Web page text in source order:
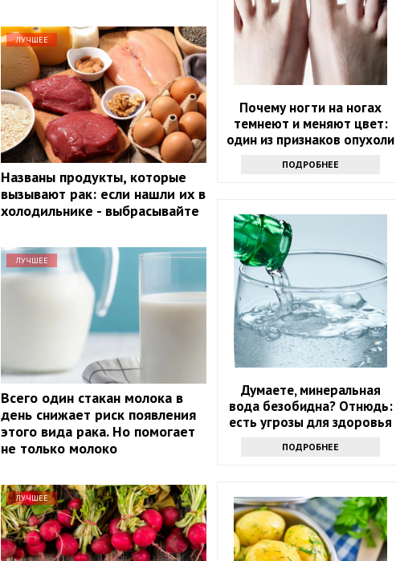
ЛУЧШЕЕ
Названы продукты, которые
вызывают рак: если нашли их в
холодильнике - выбрасывайте
ЛУЧШЕЕ
Всего один стакан молока в
день снижает риск появления
этого вида рака. Но помогает
не только молоко
ЛУЧШЕЕ
Почему ногти на ногах
темнеют и меняют цвет:
один из признаков опухоли
ПОДРОБНЕЕ
Думаете, минеральная
вода безобидна? Отнюдь:
есть угрозы для здоровья
ПОДРОБНЕЕ